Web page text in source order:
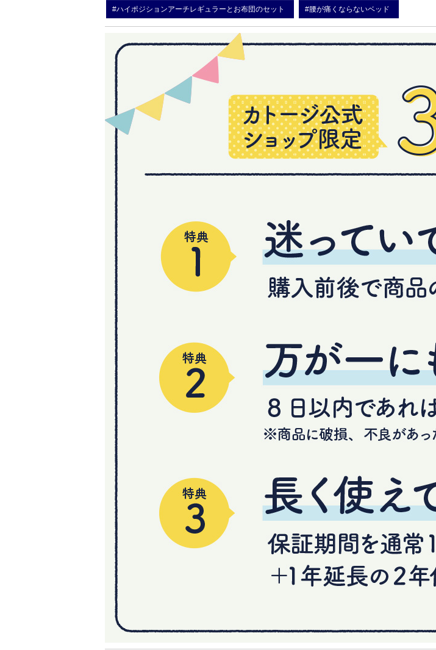
#ハイポジションアーチレギュラーとお布団のセット #腰が痛くならないベッド